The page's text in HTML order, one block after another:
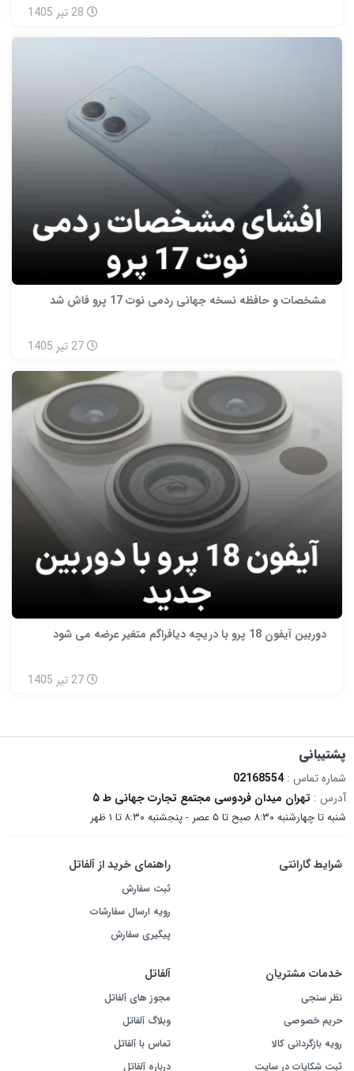
28 تیر 1405
مشخصات و حافظه نسخه جهانی ردمی نوت 17 پرو فاش شد
27 تیر 1405
دوربین آیفون 18 پرو با دریچه دیافراگم متغیر عرضه می شود
27 تیر 1405
پشتیبانی
شماره تماس : 02168554
آدرس : تهران میدان فردوسی مجتمع تجارت جهانی ط ۵
شنبه تا چهارشنبه ۸:۳۰ صبح تا ۵ عصر - پنجشنبه ۸:۳۰ تا ۱ ظهر
شرایط گارانتی راهنمای خرید از آلفاتل
ثبت سفارش
رویه ارسال سفارشات
پیگیری سفارش
خدمات مشتریان
نظر سنجی
حریم خصوصی
رویه بازگردانی کالا
ثبت شکایات در سایت
آلفاتل
مجوز های آلفاتل
وبلاگ آلفاتل
تماس با آلفاتل
درباره آلفاتل